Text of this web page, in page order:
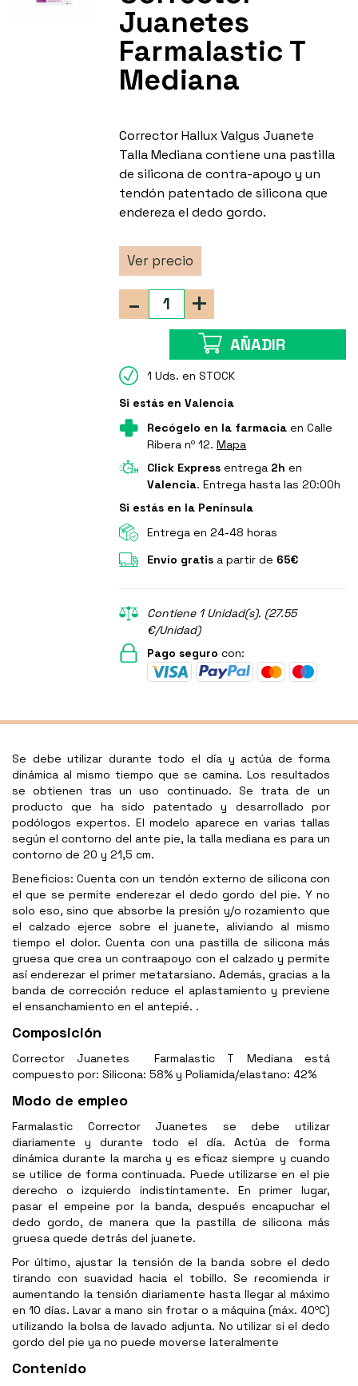
Juanetes
Farmalastic T
Mediana
Corrector Hallux Valgus Juanete
Talla Mediana contiene una pastilla
de silicona de contra-apoyo y un
tendón patentado de silicona que
endereza el dedo gordo.
Ver precio
+
-
AÑADIR
1 Uds. en STOCK
Si estás en Valencia
Recógelo en la farmacia en Calle
Ribera nº 12.Mapa
Click Express entrega 2h en
Valencia. Entrega hasta las 20:00h
Si estás en la Península
Entrega en 24-48 horas
Envío gratis a partir de 65€
Contiene 1 Unidad(s). (27.55
€/Unidad)
Pago seguro con:
Se debe utilizar durante todo el día y actúa de forma
dinámica al mismo tiempo que se camina. Los resultados
se obtienen tras un uso continuado. Se trata de un
producto que ha sido patentado y desarrollado por
podólogos expertos. El modelo aparece en varias tallas
según el contorno del ante pie, la talla mediana es para un
contorno de 20 y 21,5 cm.
Beneficios: Cuenta con un tendón externo de silicona con
el que se permite enderezar el dedo gordo del pie. Y no
solo eso, sino que absorbe la presión y/o rozamiento que
el calzado ejerce sobre el juanete, aliviando al mismo
tiempo el dolor. Cuenta con una pastilla de silicona más
gruesa que crea un contraapoyo con el calzado y permite
así enderezar el primer metatarsiano. Además, gracias a la
banda de corrección reduce el aplastamiento y previene
el ensanchamiento en el antepié. .
Composición
Corrector Juanetes Farmalastic T Mediana está
compuesto por: Silicona: 58% y Poliamida/elastano: 42%
Modo de empleo
Farmalastic Corrector Juanetes se debe utilizar
diariamente y durante todo el día. Actúa de forma
dinámica durante la marcha y es eficaz siempre y cuando
se utilice de forma continuada. Puede utilizarse en el pie
derecho o izquierdo indistintamente. En primer lugar,
pasar el empeine por la banda, después encapuchar el
dedo gordo, de manera que la pastilla de silicona más
gruesa quede detrás del juanete.
Por último, ajustar la tensión de la banda sobre el dedo
tirando con suavidad hacia el tobillo. Se recomienda ir
aumentando la tensión diariamente hasta llegar al máximo
en 10 días. Lavar a mano sin frotar o a máquina (máx. 40ºC)
utilizando la bolsa de lavado adjunta. No utilizar si el dedo
gordo del pie ya no puede moverse lateralmente
Contenido